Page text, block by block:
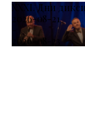
XXXI. Дни
2026-08-21
-
2026-08-23